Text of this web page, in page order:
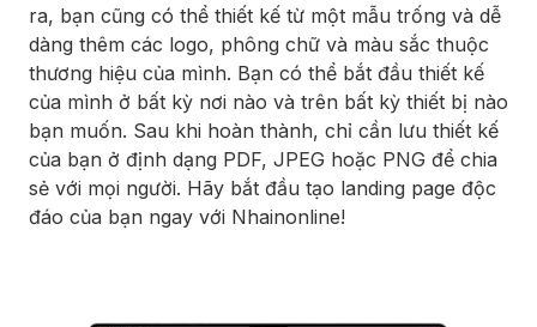
ra, bạn cũng có thể thiết kế từ một mẫu trống và dễ
dàng thêm các logo, phông chữ và màu sắc thuộc
thương hiệu của mình. Bạn có thể bắt đầu thiết kế
của mình ở bất kỳ nơi nào và trên bất kỳ thiết bị nào
bạn muốn. Sau khi hoàn thành, chỉ cần lưu thiết kế
của bạn ở định dạng PDF, JPEG hoặc PNG để chia
sẻ với mọi người. Hãy bắt đầu tạo landing page độc
đáo của bạn ngay với Nhainonline!